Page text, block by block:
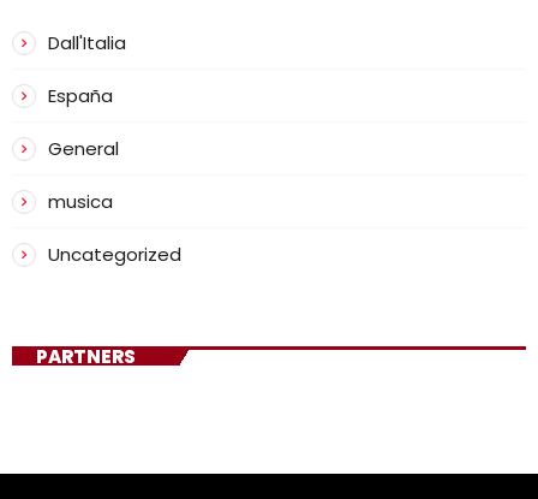
Dall'Italia
España
General
musica
Uncategorized
PARTNERS